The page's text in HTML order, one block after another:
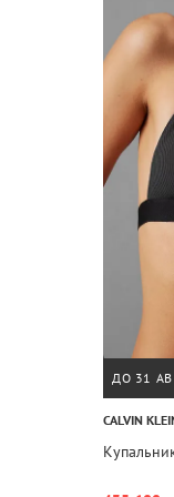
ДО 31
CALVIN